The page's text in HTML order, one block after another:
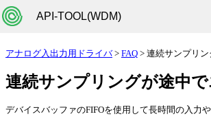
API-TOOL(WDM)
アナログ入出力用ドライバ> FAQ > 連続サンプリ
連続サンプリングが途中
デバイスバッファのFIFOを使用して長時間の入力